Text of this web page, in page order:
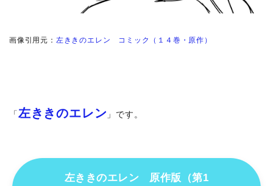
画像引用元： 左ききのエレン コミック（ １４巻 ・原作）
「左ききのエレン 」です。
左ききのエレン 原作版（第1